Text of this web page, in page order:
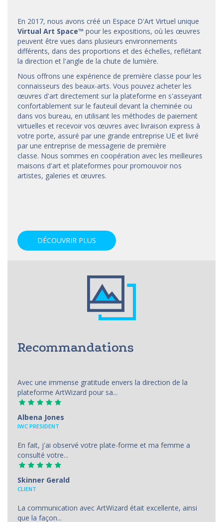
En 2017, nous avons créé un Espace D'Art Virtuel unique
Virtual Art Space™ pour les expositions, où les œuvres
peuvent être vues dans plusieurs environnements
différents, dans des proportions et des échelles, reflétant
la direction et l'angle de la chute de lumière.
Nous offrons une expérience de première classe pour les
connaisseurs des beaux-arts. Vous pouvez acheter les
œuvres d'art directement sur la plateforme en s'asseyant
confortablement sur le fauteuil devant la cheminée ou
dans vos bureau, en utilisant les méthodes de paiement
virtuelles et recevoir vos œuvres avec livraison express à
votre porte, assuré par une grande entreprise UE et livré
par une entreprise de messagerie de première
classe. Nous sommes en coopération avec les meilleures
maisons d'art et plateformes pour promouvoir nos
artistes, galeries et œuvres.
DÉCOUVRIR PLUS
Recommandations
Avec une immense gratitude envers la direction de la
plateforme ArtWizard pour sa...
Albena Jones
IWC PRESIDENT
En fait, j'ai observé votre plate-forme et ma femme a
consulté votre...
Skinner Gerald
CLIENT
La communication avec ArtWizard était excellente, ainsi
que la façon...